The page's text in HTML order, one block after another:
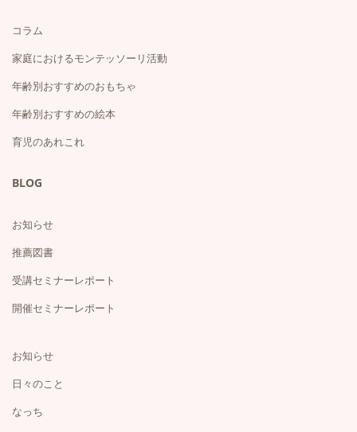
コラム
家庭におけるモンテッソーリ活動
年齢別おすすめのおもちゃ
年齢別おすすめの絵本
育児のあれこれ
BLOG
お知らせ
推薦図書
受講セミナーレポート
開催セミナーレポート
お知らせ
日々のこと
なっち